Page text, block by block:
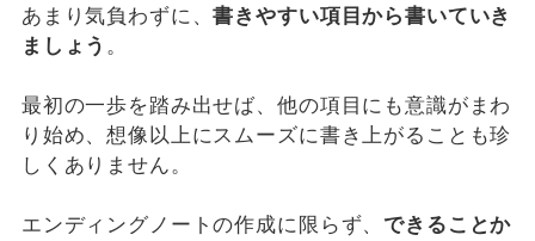
あまり気負わずに、書きやすい項目から書いていき
ましょう 。
最初の一歩を踏み出せば、他の項目にも意識がまわ
り始め、想像以上にスムーズに書き上がることも珍
しくありません。
エンディングノートの作成に限らず、できることか